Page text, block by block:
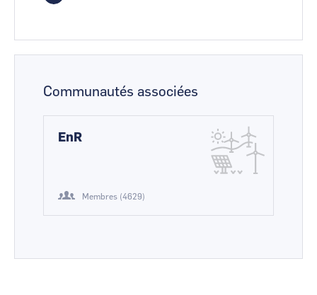
Communautés associées
EnR
Membres (4629)